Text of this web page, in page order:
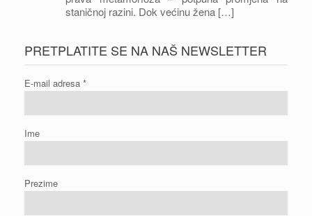
staničnoj razini. Dok većinu žena […]
PRETPLATITE SE NA NAŠ NEWSLETTER
E-mail adresa *
Ime
Prezime